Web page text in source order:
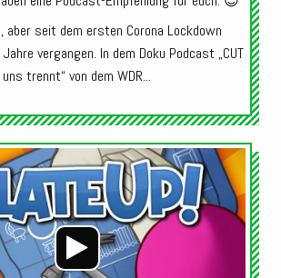
aber seit dem ersten Corona Lockdown
vergangen. In dem Doku Podcast „CUT
trennt“ von dem WDR...
Audio-
Player